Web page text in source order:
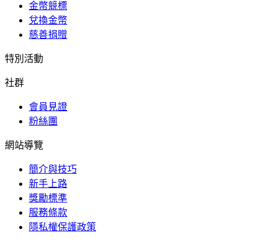
金幣競標
兌換金幣
慈善捐贈
特別活動
社群
會員見證
粉絲團
網站導覽
簡介與技巧
新手上路
獎勵標準
服務條款
隱私權保護政策